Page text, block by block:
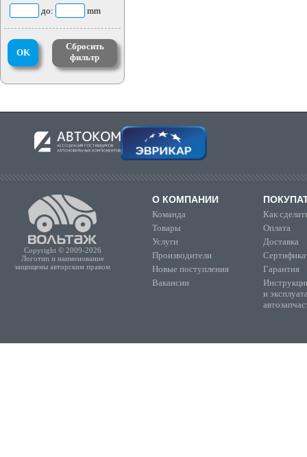
до:
mm
OK
Сбросить
фильтр
Copyright © 2009-2026
Логотип и наименование
защищены авторским правом
О КОМПАНИИ
Команда
Товары
Услуги
Производители
Новые поступления
Вакансии
Как
Оплата
Доставка
Гарантия
и